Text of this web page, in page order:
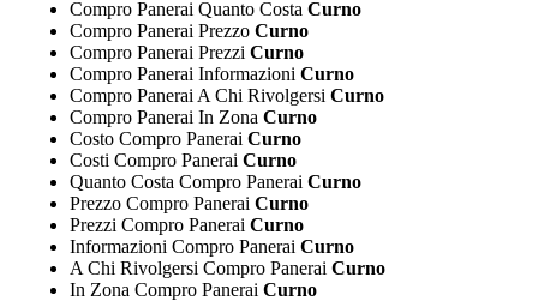
Compro Panerai Quanto Costa Curno
Compro Panerai Prezzo Curno
Compro Panerai Prezzi Curno
Compro Panerai Informazioni Curno
Compro Panerai A Chi Rivolgersi Curno
Compro Panerai In Zona Curno
Costo Compro Panerai Curno
Costi Compro Panerai Curno
Quanto Costa Compro Panerai Curno
Prezzo Compro Panerai Curno
Prezzi Compro Panerai Curno
Informazioni Compro Panerai Curno
A Chi Rivolgersi Compro Panerai Curno
In Zona Compro Panerai Curno